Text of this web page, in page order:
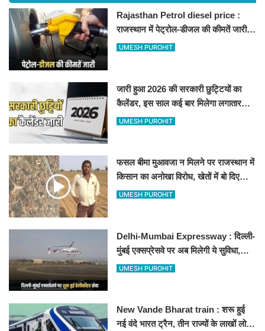
Rajasthan Petrol diesel price :
राजस्थान में पेट्रोल-डीजल की कीमतें जारी,
जानिए बीकानेर समेत पुरे प्रदेश में नए रेट
UMESH PUROHIT
जारी हुआ 2026 की सरकारी छुट्टियों का
कैलेंडर, इस साल कई बार मिलेगा लगातार
अवकाश, देखें
UMESH PUROHIT
फसल बीमा मुआवजा न मिलने पर राजस्थान में
किसान का अनोखा विरोध, खेतों में बो दिए
500-500 रुपए के नोट, वीडियो वायरल
UMESH PUROHIT
Delhi-Mumbai Expressway : दिल्ली-
मुंबई एक्सप्रेसवे पर अब मिलेगी ये सुविधा,
हेलीकॉप्टर सर्विस से तुरंत घायल पहुंचेगा
UMESH PUROHIT
New Vande Bharat train : शरू हुई
नई वंदे भारत ट्रैन, तीन राज्यों के लाखों लोगों